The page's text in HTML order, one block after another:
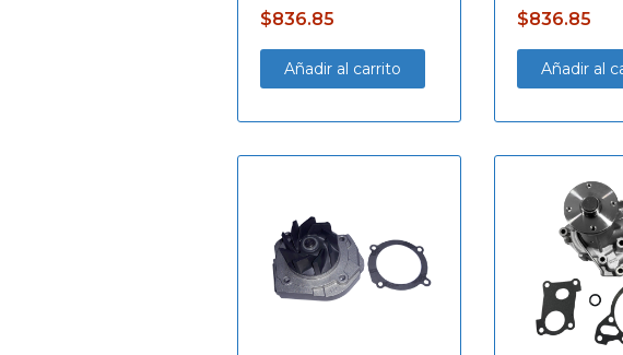
$836.85
Añadir al carrito
$836.85
Añadir al